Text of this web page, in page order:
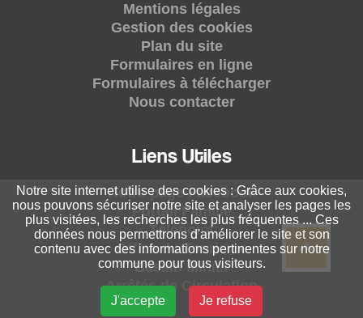
Mentions légales
Gestion des cookies
Plan du site
Formulaires en ligne
Formulaires à télécharger
Nous contacter
Liens Utiles
Notre page Facebook
Portail Famille
Télépoint
Office du Tourisme
Bassin Minier
Arrêtés de Circulation
Notre site internet utilise des cookies : Grâce aux cookies,
nous pouvons sécuriser notre site et analyser les pages les
plus visitées, les recherches les plus fréquentes ... Ces
données nous permettrons d'améliorer le site et son
contenu avec des informations pertinentes sur notre
commune pour tous visiteurs.
J'accepte Je refuse